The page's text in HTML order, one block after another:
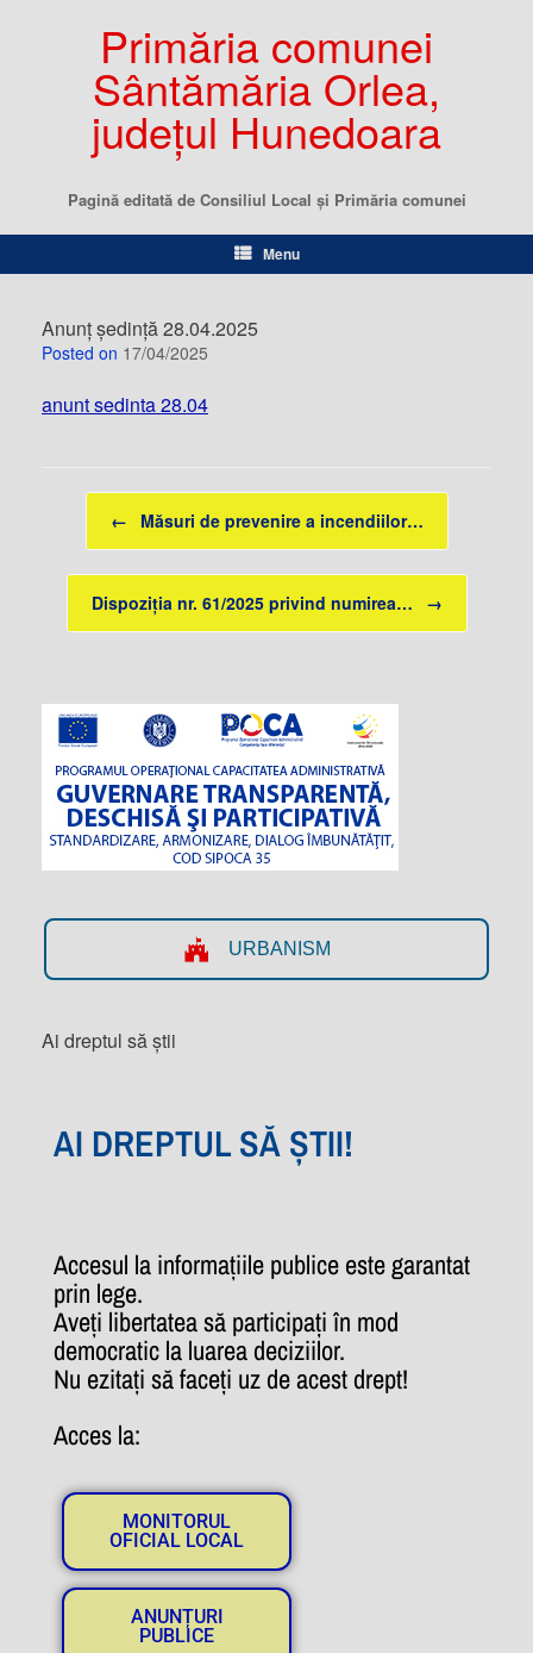
Primăria comunei
Sântămăria Orlea,
județul Hunedoara
Pagină editată de Consiliul Local şi Primăria comunei
Menu
Anunț ședință 28.04.2025
Posted on 17/04/2025
anunt sedinta 28.04
Post navigation
← Măsuri de prevenire a incendiilor…
Dispoziția nr. 61/2025 privind numirea… →
URBANISM
Ai dreptul să știi
AI DREPTUL SĂ ȘTII!
Accesul la informațiile publice este garantat
prin lege.
Aveți libertatea să participați în mod
democratic la luarea deciziilor.
Nu ezitați să faceți uz de acest drept!
Acces la:
MONITORUL
OFICIAL LOCAL
ANUNȚURI
PUBLICE